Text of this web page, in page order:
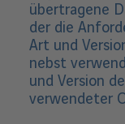
übertragene
der die
Art und
nebst
und Version
verwendeter